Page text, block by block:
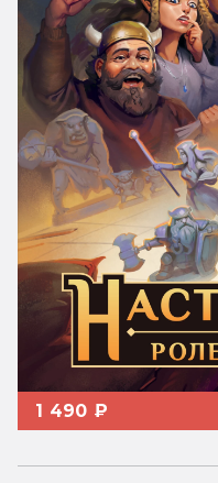
1 490 ₽